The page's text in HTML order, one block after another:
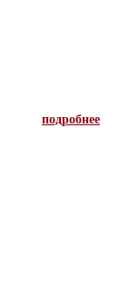
подробнее